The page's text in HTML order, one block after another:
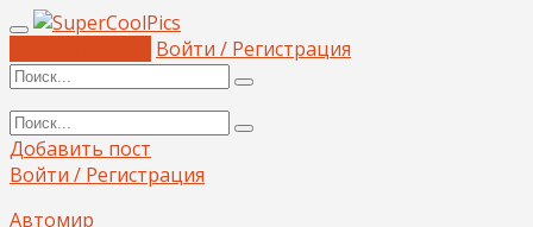
Войти / Регистрация
Добавить пост
Войти / Регистрация
Автомир